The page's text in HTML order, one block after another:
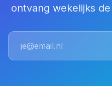
ontvang wekelijks